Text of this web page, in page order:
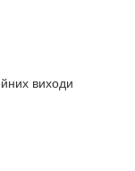
виходи